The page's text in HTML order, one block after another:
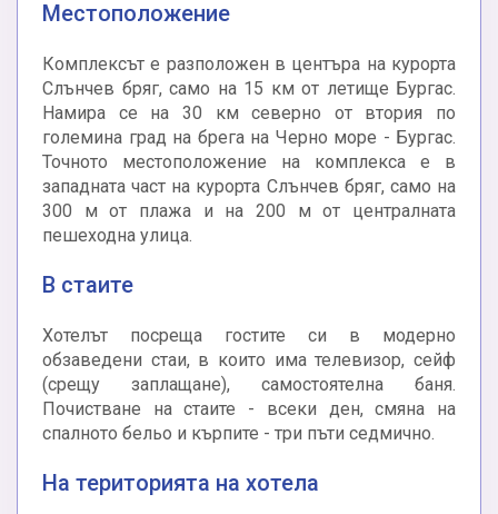
Местоположение
Комплексът е разположен в центъра на курорта
Слънчев бряг, само на 15 км от летище Бургас.
Намира се на 30 км северно от втория по
големина град на брега на Черно море - Бургас.
Точното местоположение на комплекса е в
западната част на курорта Слънчев бряг, само на
300 м от плажа и на 200 м от централната
пешеходна улица.
В стаите
Хотелът посреща гостите си в модерно
обзаведени стаи, в които има телевизор, сейф
(срещу заплащане), самостоятелна баня.
Почистване на стаите - всеки ден, смяна на
спалното бельо и кърпите - три пъти седмично.
На територията на хотела